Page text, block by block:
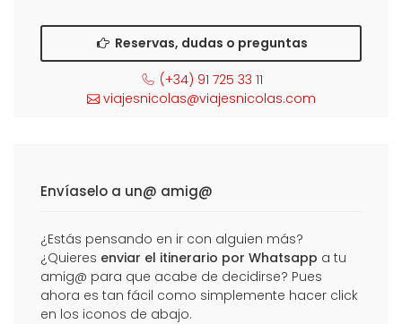
Reservas, dudas o preguntas
(+34) 91 725 33 11
viajesnicolas@viajesnicolas.com
Envíaselo a un@ amig@
¿Estás pensando en ir con alguien más?
¿Quieres enviar el itinerario por Whatsapp a tu
amig@ para que acabe de decidirse? Pues
ahora es tan fácil como simplemente hacer click
en los iconos de abajo.